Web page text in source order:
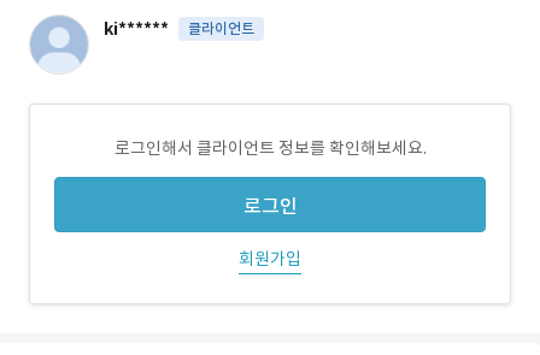
ki****** 클라이언트
로그인해서 클라이언트 정보를 확인해보세요.
로그인
회원가입